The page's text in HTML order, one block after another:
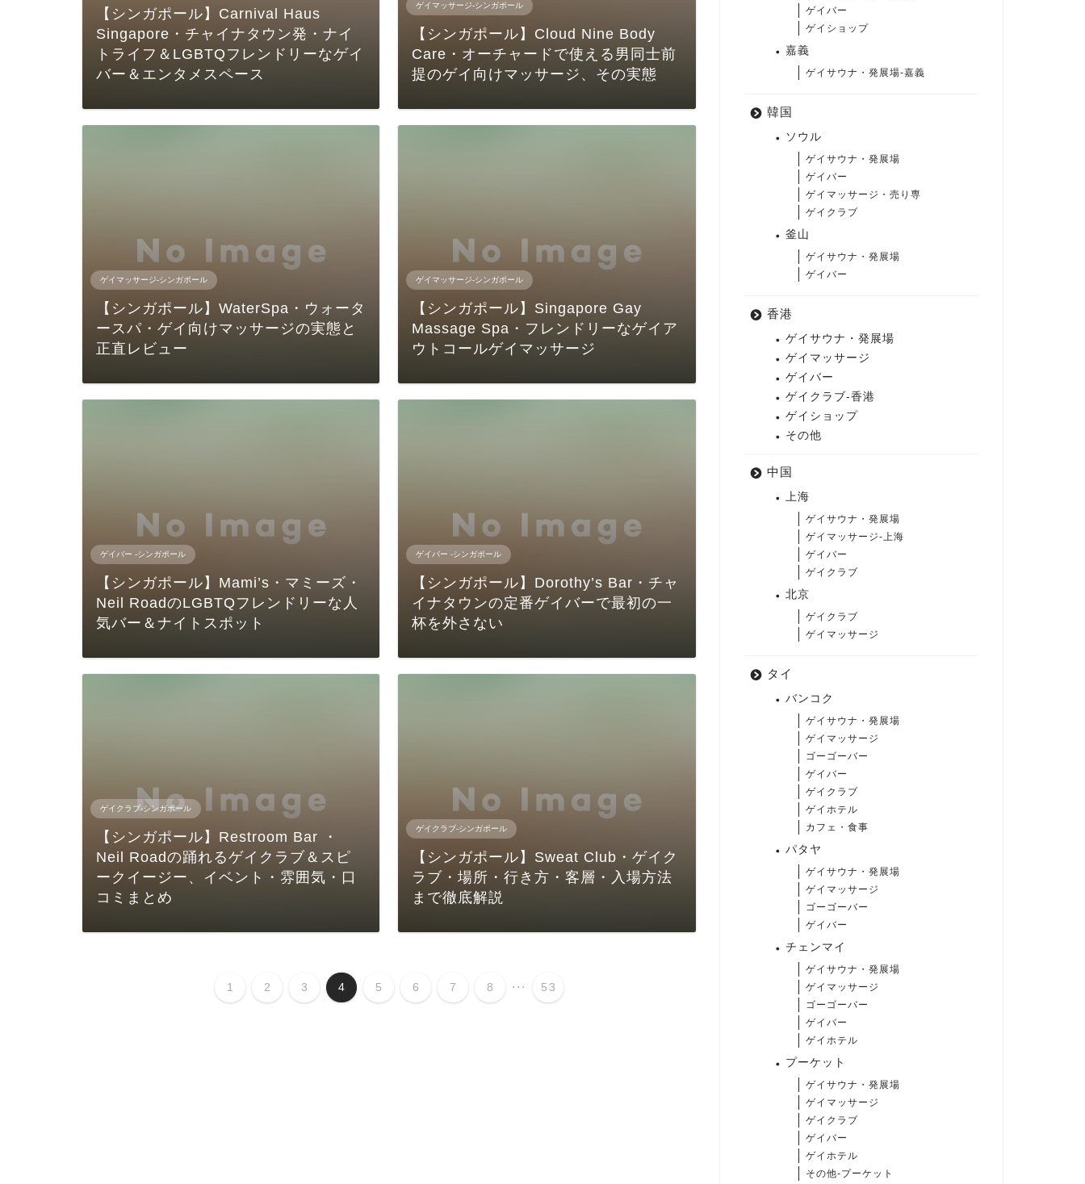
【シンガポール】Carnival Haus
Singapore・チャイナタウン発・ナイ
トライフ＆LGBTQフレンドリーなゲイ
バー＆エンタメスペース
ゲイマッサージ-シンガポール
【シンガポール】Cloud Nine Body
Care・オーチャードで使える男同士前
提のゲイ向けマッサージ、その実態
ゲイマッサージ-シンガポール
【シンガポール】WaterSpa・ウォータ
ースパ・ゲイ向けマッサージの実態と
正直レビュー
ゲイマッサージ-シンガポール
【シンガポール】Singapore Gay
Massage Spa・フレンドリーなゲイア
ウトコールゲイマッサージ
ゲイバー -シンガポール
【シンガポール】Mami’s・マミーズ・
Neil RoadのLGBTQフレンドリーな人
気バー＆ナイトスポット
ゲイバー -シンガポール
【シンガポール】Dorothy’s Bar・チャ
イナタウンの定番ゲイバーで最初の一
杯を外さない
ゲイクラブ-シンガポール
【シンガポール】Restroom Bar ・
Neil Roadの踊れるゲイクラブ＆スピ
ークイージー、イベント・雰囲気・口
コミまとめ
ゲイクラブ-シンガポール
【シンガポール】Sweat Club・ゲイク
ラブ・場所・行き方・客層・入場方法
まで徹底解説
1 2 3 4 5 6 7 8 ... 53
ゲイバー
ゲイショップ
嘉義
ゲイサウナ・発展場-嘉義
韓国
ソウル
ゲイサウナ・発展場
ゲイバー
ゲイマッサージ・売り専
ゲイクラブ
釜山
ゲイサウナ・発展場
ゲイバー
香港
ゲイサウナ・発展場
ゲイマッサージ
ゲイバー
ゲイクラブ-香港
ゲイショップ
その他
中国
上海
ゲイサウナ・発展場
ゲイマッサージ-上海
ゲイバー
ゲイクラブ
北京
ゲイクラブ
ゲイマッサージ
タイ
バンコク
ゲイサウナ・発展場
ゲイマッサージ
ゴーゴーバー
ゲイバー
ゲイクラブ
ゲイホテル
カフェ・食事
パタヤ
ゲイサウナ・発展場
ゲイマッサージ
ゴーゴーバー
ゲイバー
チェンマイ
ゲイサウナ・発展場
ゲイマッサージ
ゴーゴーバー
ゲイバー
ゲイホテル
プーケット
ゲイサウナ・発展場
ゲイマッサージ
ゲイクラブ
ゲイバー
ゲイホテル
その他-プーケット